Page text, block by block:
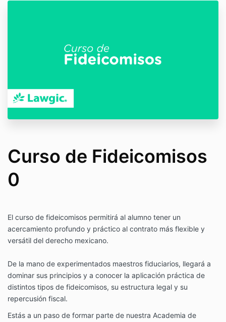
Curso de Fideicomisos
0
El curso de fideicomisos permitirá al alumno tener un
acercamiento profundo y práctico al contrato más flexible y
versátil del derecho mexicano.
De la mano de experimentados maestros fiduciarios, llegará a
dominar sus principios y a conocer la aplicación práctica de
distintos tipos de fideicomisos, su estructura legal y su
repercusión fiscal.
Estás a un paso de formar parte de nuestra Academia de